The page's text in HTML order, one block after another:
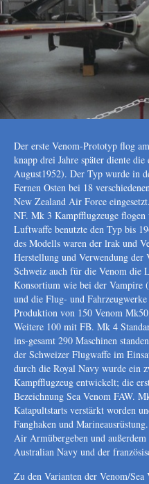
Der erste Venom-Prototyp flog
knapp drei Jahre später diente
August1952). Der Typ wurde in
Fernen Osten bei 18
New Zealand Air Force
NF. Mk 3 Kampfflugzeuge flogen
Luftwaffe benutzte den Typ bis
des Modells waren der lrak und
Herstellung und Verwendung
Schweiz auch für die Venom die
Konsortium wie bei der Vampire
und die Flug- und
Produktion von 150 Venom
Weitere 100 mit FB. Mk 4
ins-gesamt 290 Maschinen
der Schweizer Flugwaffe im
durch die Royal Navy wurde ein
Kampfflugzeug entwickelt; die
Bezeichnung Sea Venom FAW.
Katapultstarts verstärkt worden
Fanghaken und
Air Armübergeben und
Australian Navy und der
Zu den Varianten der Venom/Sea